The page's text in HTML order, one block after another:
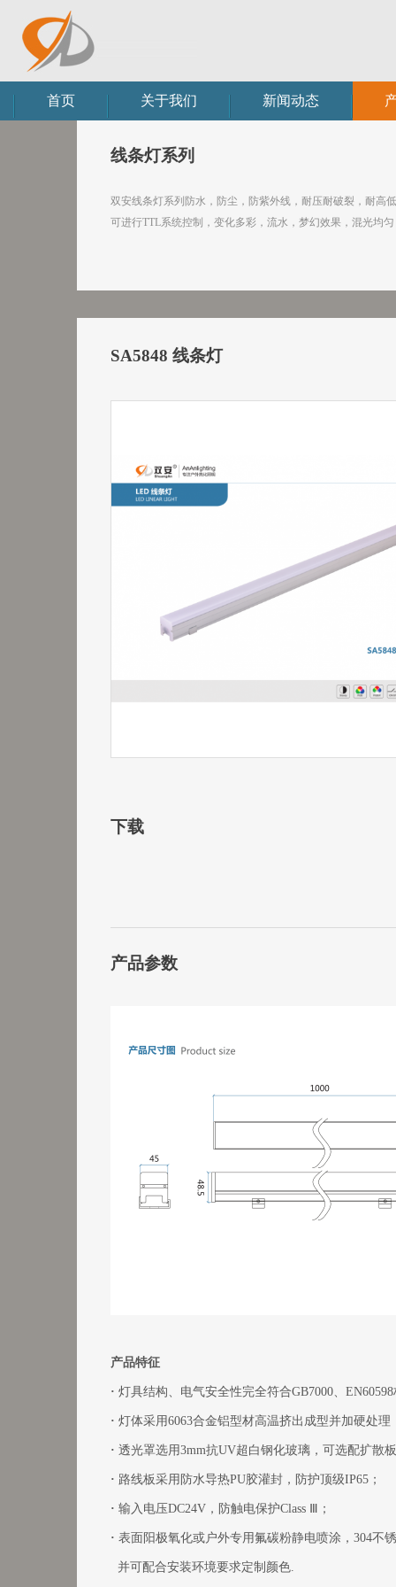
首页 关于我们 新闻动态
线条灯系列
双安线条灯系列防水，防尘，防紫外线，耐压耐破裂，耐高
可进行TTL系统控制，变化多彩，流水，梦幻效果，混光均
SA5848 线条灯
下载
产品参数
产品特征
· 灯具结构、电气安全性完全符合GB7000、
· 灯体采用6063合金铝型材高温挤出成型并加硬处理
· 透光罩选用3mm抗UV超白钢化玻璃，可选配扩散
· 路线板采用防水导热PU胶灌封，防护顶级IP65；
· 输入电压DC24V，防触电保护Class Ⅲ；
· 表面阳极氧化或户外专用氟碳粉静电喷涂，304不
并可配合安装环境要求定制颜色.